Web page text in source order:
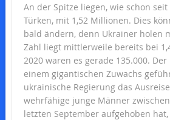
An der Spitze liegen, wie schon seit
Türken, mit 1,52 Millionen. Dies
bald ändern, denn Ukrainer holen
Zahl liegt mittlerweile bereits bei
2020 waren es gerade 135.000.
einem gigantischen Zuwachs
ukrainische Regierung das
wehrfähige junge Männer
letzten September aufgehoben